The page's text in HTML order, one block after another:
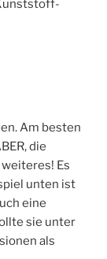
Am besten
die
Es
unten ist
eine
sie unter
als